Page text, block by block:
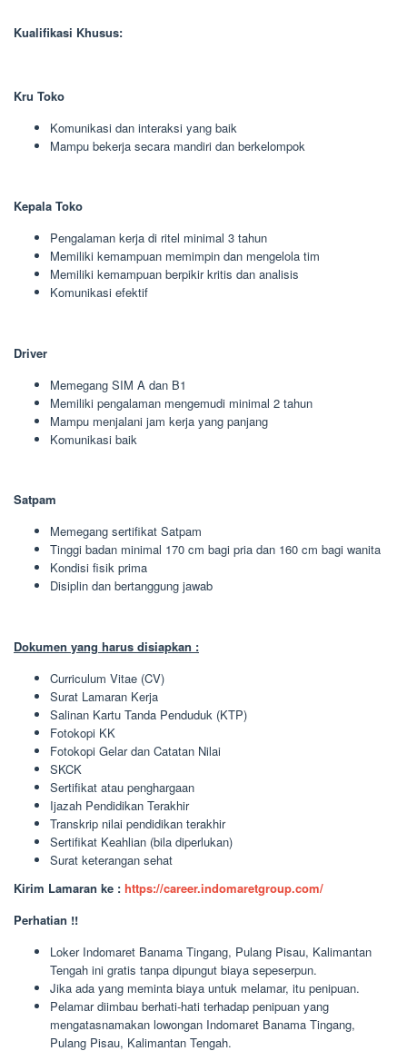
Kualifikasi Khusus:
Kru Toko
Komunikasi dan interaksi yang baik
Mampu bekerja secara mandiri dan berkelompok
Kepala Toko
Pengalaman kerja di ritel minimal 3 tahun
Memiliki kemampuan memimpin dan mengelola tim
Memiliki kemampuan berpikir kritis dan analisis
Komunikasi efektif
Driver
Memegang SIM A dan B1
Memiliki pengalaman mengemudi minimal 2 tahun
Mampu menjalani jam kerja yang panjang
Komunikasi baik
Satpam
Memegang sertifikat Satpam
Tinggi badan minimal 170 cm bagi pria dan 160 cm bagi wanita
Kondisi fisik prima
Disiplin dan bertanggung jawab
Dokumen yang harus disiapkan :
Curriculum Vitae (CV)
Surat Lamaran Kerja
Salinan Kartu Tanda Penduduk (KTP)
Fotokopi KK
Fotokopi Gelar dan Catatan Nilai
SKCK
Sertifikat atau penghargaan
Ijazah Pendidikan Terakhir
Transkrip nilai pendidikan terakhir
Sertifikat Keahlian (bila diperlukan)
Surat keterangan sehat
Kirim Lamaran ke : https://career.indomaretgroup.com/
Perhatian !!
Loker Indomaret Banama Tingang, Pulang Pisau, Kalimantan
Tengah ini gratis tanpa dipungut biaya sepeserpun.
Jika ada yang meminta biaya untuk melamar, itu penipuan.
Pelamar diimbau berhati-hati terhadap penipuan yang
mengatasnamakan lowongan Indomaret Banama Tingang,
Pulang Pisau, Kalimantan Tengah.